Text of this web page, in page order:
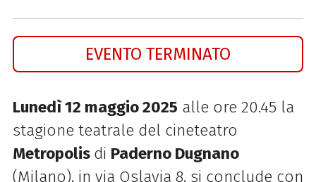
EVENTO TERMINATO
Lunedì 12 maggio 2025 alle ore 20.45 la
stagione teatrale del cineteatro
Metropolis di Paderno Dugnano
(Milano), in via Oslavia 8, si conclude con